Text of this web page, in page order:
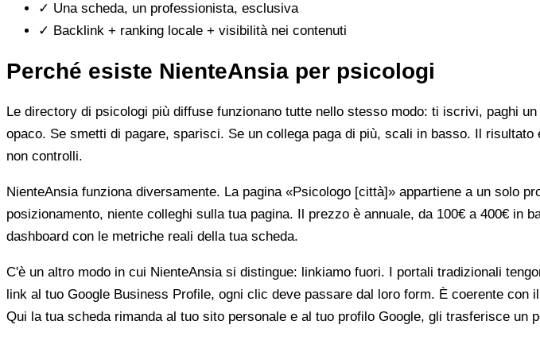
✓ Una scheda, un professionista, esclusiva
✓ Backlink + ranking locale + visibilità nei contenuti
Perché esiste NienteAnsia per psicologi
Le directory di psicologi più diffuse funzionano tutte nello stesso modo: ti iscrivi, paghi
opaco. Se smetti di pagare, sparisci. Se un collega paga di più, scali in basso. Il
non controlli.
NienteAnsia funziona diversamente. La pagina «Psicologo [città]» appartiene a un solo
posizionamento, niente colleghi sulla tua pagina. Il prezzo è annuale, da 100€ a 400€ in
dashboard con le metriche reali della tua scheda.
C'è un altro modo in cui NienteAnsia si distingue: linkiamo fuori. I portali tradizionali
link al tuo Google Business Profile, ogni clic deve passare dal loro form. È coerente
Qui la tua scheda rimanda al tuo sito personale e al tuo profilo Google, gli trasferisce un